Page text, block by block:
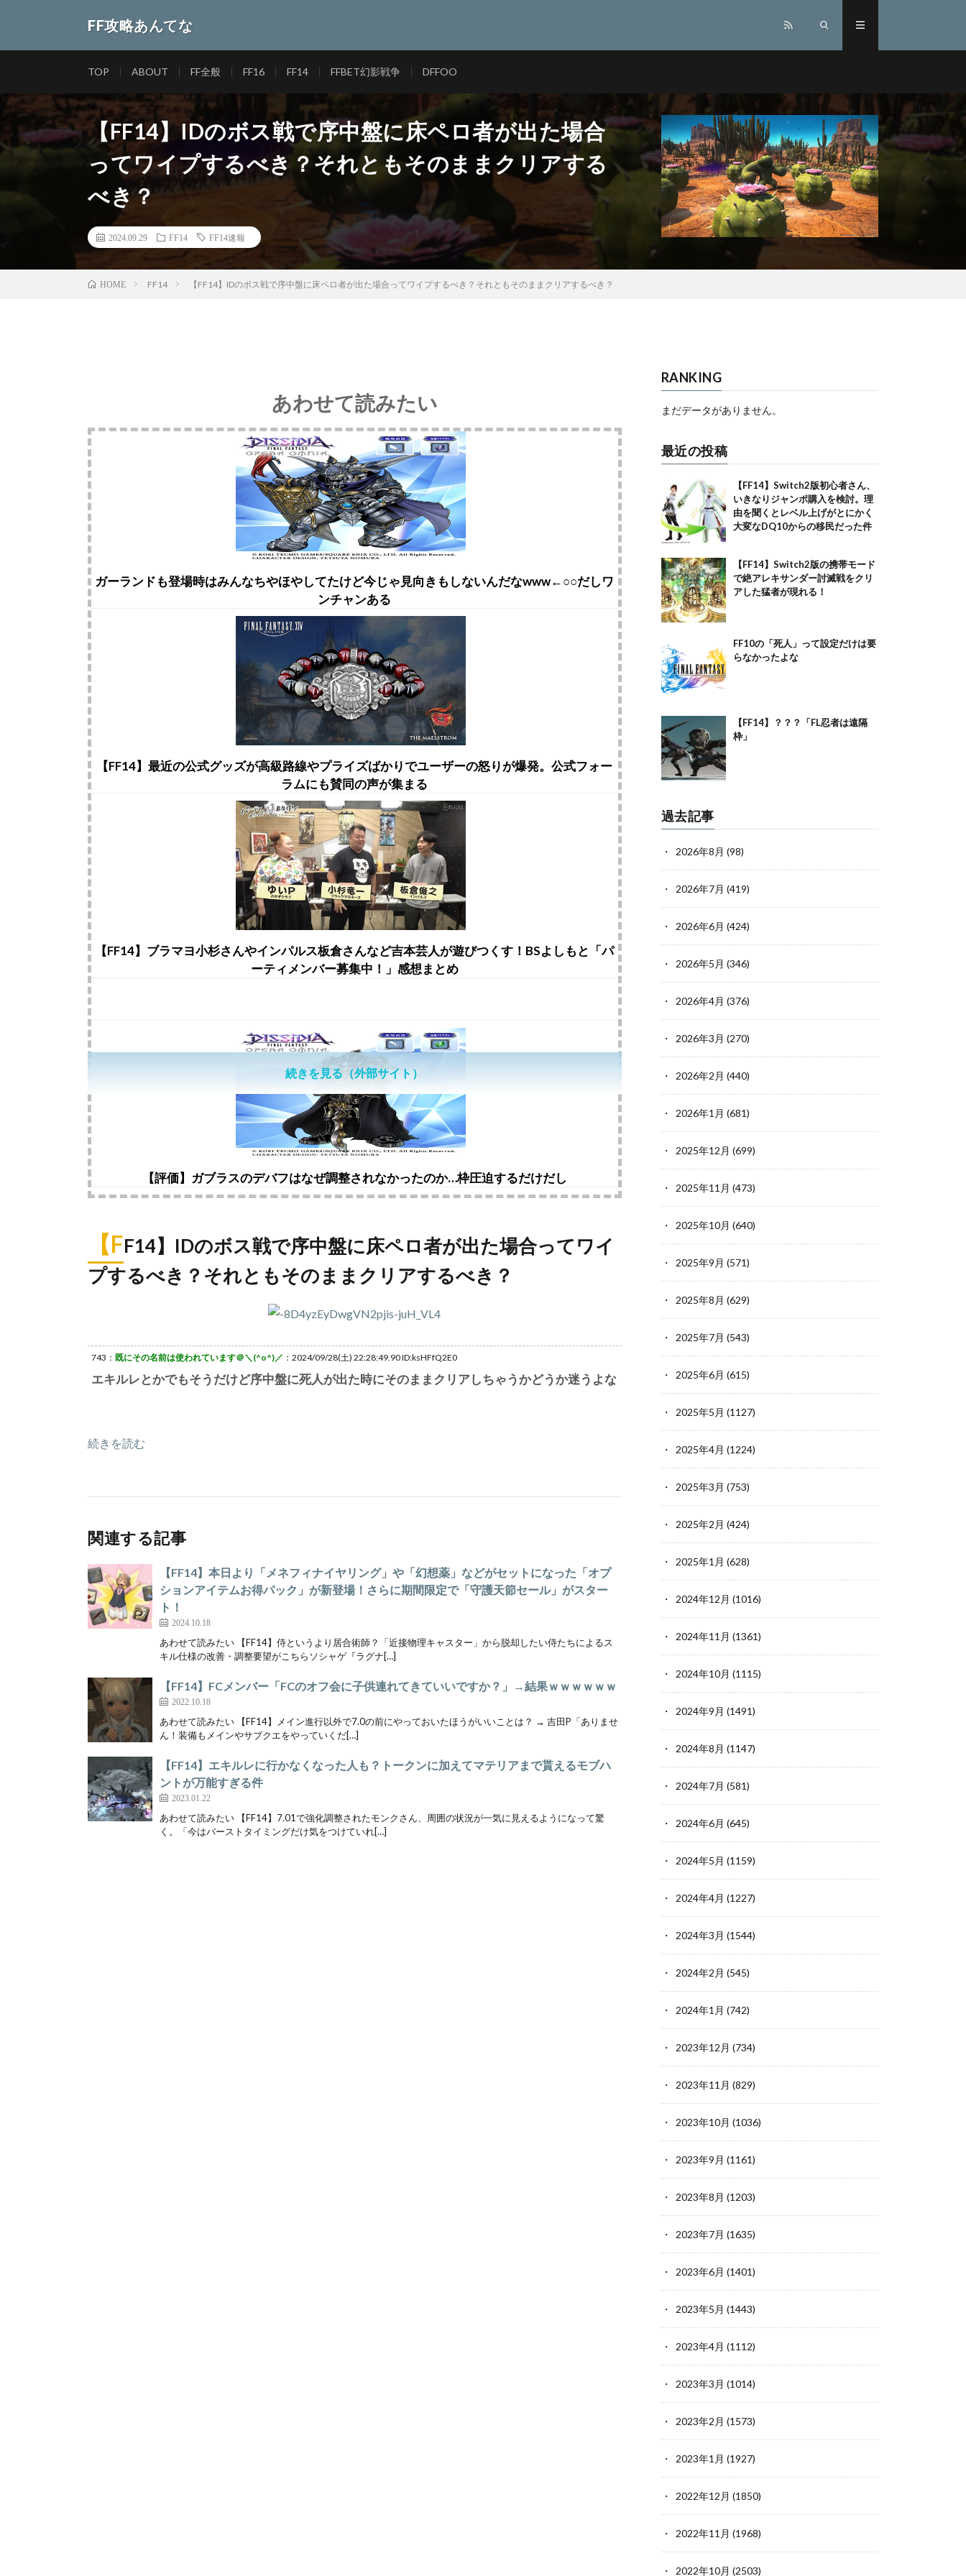
FF攻略あんてな
TOP ABOUT FF全般 FF16 FF14 FFBET幻影戦争 DFFOO
【FF14】IDのボス戦で序中盤に床ペロ者が出た場合
ってワイプするべき？それともそのままクリアする
べき？
2024.09.29 FF14 FF14速報
HOME FF14 【FF14】IDのボス戦で序中盤に床ペロ者が出た場合ってワイプするべき？それともそのままクリアするべき？
あわせて読みたい
ガーランドも登場時はみんなちやほやしてたけど今じゃ見向きもしないんだなwww←○○だしワ
ンチャンある
【FF14】最近の公式グッズが高級路線やプライズばかりでユーザーの怒りが爆発。公式フォー
ラムにも賛同の声が集まる
【FF14】ブラマヨ小杉さんやインパルス板倉さんなど吉本芸人が遊びつくす！BSよしもと「パ
ーティメンバー募集中！」感想まとめ
【評価】ガブラスのデバフはなぜ調整されなかったのか…枠圧迫するだけだし
【FF14】IDのボス戦で序中盤に床ペロ者が出た場合ってワイ
プするべき？それともそのままクリアするべき？
743： 既にその名前は使われています＠＼(^o^)／ ：2024/09/28(土) 22:28:49.90 ID:ksHFfQ2E0
エキルレとかでもそうだけど序中盤に死人が出た時にそのままクリアしちゃうかどうか迷うよな
続きを読む
続きを見る（外部サイト）
関連する記事
【FF14】本日より「メネフィナイヤリング」や「幻想薬」などがセットになった「オプ
ションアイテムお得パック」が新登場！さらに期間限定で「守護天節セール」がスター
ト！
2024.10.18
あわせて読みたい 【FF14】侍というより居合術師？「近接物理キャスター」から脱却したい侍たちによるス
キル仕様の改善・調整要望がこちらソシャゲ『ラグナ[…]
【FF14】FCメンバー「FCのオフ会に子供連れてきていいですか？」→結果ｗｗｗｗｗｗ
2022.10.18
あわせて読みたい 【FF14】メイン進行以外で7.0の前にやっておいたほうがいいことは？ → 吉田P「ありませ
ん！装備もメインやサブクエをやっていくだ[…]
【FF14】エキルレに行かなくなった人も？トークンに加えてマテリアまで貰えるモブハ
ントが万能すぎる件
2023.01.22
あわせて読みたい 【FF14】7.01で強化調整されたモンクさん、周囲の状況が一気に見えるようになって驚
く。「今はバーストタイミングだけ気をつけていれ[…]
RANKING
まだデータがありません。
最近の投稿
【FF14】Switch2版初心者さん、
いきなりジャンポ購入を検討。理
由を聞くとレベル上げがとにかく
大変なDQ10からの移民だった件
【FF14】Switch2版の携帯モード
で絶アレキサンダー討滅戦をクリ
アした猛者が現れる！
FF10の「死人」って設定だけは要
らなかったよな
【FF14】？？？「FL忍者は遠隔
枠」
過去記事
2026年8月 (98)
2026年7月 (419)
2026年6月 (424)
2026年5月 (346)
2026年4月 (376)
2026年3月 (270)
2026年2月 (440)
2026年1月 (681)
2025年12月 (699)
2025年11月 (473)
2025年10月 (640)
2025年9月 (571)
2025年8月 (629)
2025年7月 (543)
2025年6月 (615)
2025年5月 (1127)
2025年4月 (1224)
2025年3月 (753)
2025年2月 (424)
2025年1月 (628)
2024年12月 (1016)
2024年11月 (1361)
2024年10月 (1115)
2024年9月 (1491)
2024年8月 (1147)
2024年7月 (581)
2024年6月 (645)
2024年5月 (1159)
2024年4月 (1227)
2024年3月 (1544)
2024年2月 (545)
2024年1月 (742)
2023年12月 (734)
2023年11月 (829)
2023年10月 (1036)
2023年9月 (1161)
2023年8月 (1203)
2023年7月 (1635)
2023年6月 (1401)
2023年5月 (1443)
2023年4月 (1112)
2023年3月 (1014)
2023年2月 (1573)
2023年1月 (1927)
2022年12月 (1850)
2022年11月 (1968)
2022年10月 (2503)